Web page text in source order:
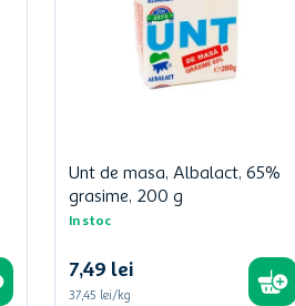
Unt de masa, Albalact, 65%
grasime, 200 g
In stoc
7,49 lei
37,45 lei/kg